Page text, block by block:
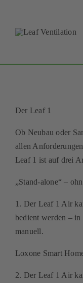
content
Der Leaf 1
Ob Neubau oder
allen
Leaf 1 ist auf drei
„Stand-alone“ –
1. Der Leaf 1 Air
bedient werden – in
manuell.
Loxone Smart
2. Der Leaf 1 Air